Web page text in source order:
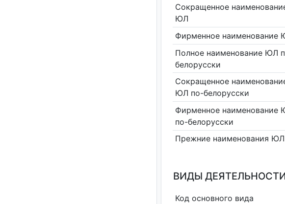
Сокращенное
ЮЛ
Фирменное наименование
Полное наименование ЮЛ
белорусски
Сокращенное
ЮЛ по-белорусски
Фирменное наименование
по-белорусски
Прежние наименования ЮЛ
ВИДЫ
Код основного вида